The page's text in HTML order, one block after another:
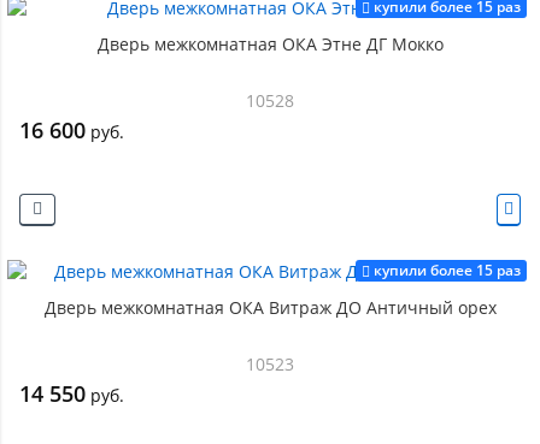
купили более 15 раз
Дверь межкомнатная ОКА Этне ДГ Мокко
10528
16 600 руб.
купили более 15 раз
Дверь межкомнатная ОКА Витраж ДО Античный орех
10523
14 550 руб.